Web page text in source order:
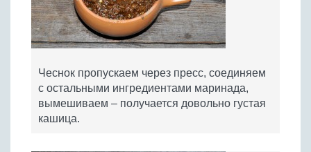
Чеснок пропускаем через пресс, соединяем
с остальными ингредиентами маринада,
вымешиваем – получается довольно густая
кашица.